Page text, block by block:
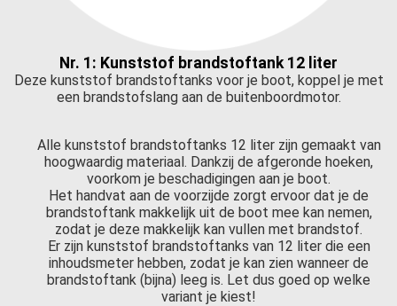
Nr. 1: Kunststof brandstoftank 12 liter
Deze kunststof brandstoftanks voor je boot, koppel je met
een brandstofslang aan de buitenboordmotor.
Alle kunststof brandstoftanks 12 liter zijn gemaakt van
hoogwaardig materiaal. Dankzij de afgeronde hoeken,
voorkom je beschadigingen aan je boot.
Het handvat aan de voorzijde zorgt ervoor dat je de
brandstoftank makkelijk uit de boot mee kan nemen,
zodat je deze makkelijk kan vullen met brandstof.
Er zijn kunststof brandstoftanks van 12 liter die een
inhoudsmeter hebben, zodat je kan zien wanneer de
brandstoftank (bijna) leeg is. Let dus goed op welke
variant je kiest!